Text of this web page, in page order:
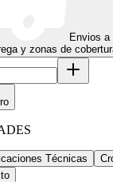
Envios a
y zonas de
Técnicas